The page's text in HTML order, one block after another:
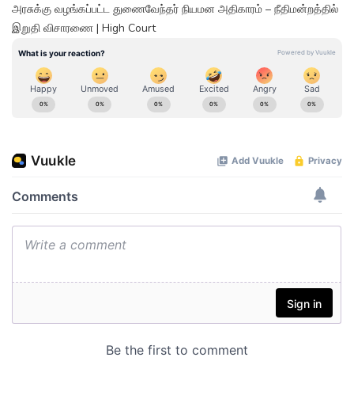
அரசுக்கு வழங்கப்பட்ட துணைவேந்தர் நியமன அதிகாரம் – நீதிமன்றத்தில்
இறுதி விசாரணை | High Court